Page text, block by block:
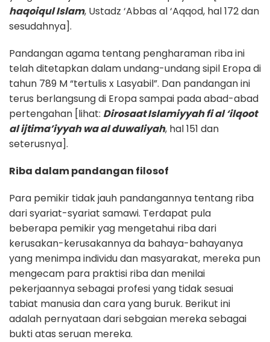
haqoiqul Islam, Ustadz ‘Abbas al ‘Aqqod, hal 172 dan
sesudahnya].
Pandangan agama tentang pengharaman riba ini
telah ditetapkan dalam undang-undang sipil Eropa di
tahun 789 M “tertulis x Lasyabil”. Dan pandangan ini
terus berlangsung di Eropa sampai pada abad-abad
pertengahan [lihat: Dirosaat Islamiyyah fi al ‘ilqoot
al ijtima’iyyah wa al duwaliyah, hal 151 dan
seterusnya].
Riba dalam pandangan filosof
Para pemikir tidak jauh pandangannya tentang riba
dari syariat-syariat samawi. Terdapat pula
beberapa pemikir yag mengetahui riba dari
kerusakan-kerusakannya da bahaya-bahayanya
yang menimpa individu dan masyarakat, mereka pun
mengecam para praktisi riba dan menilai
pekerjaannya sebagai profesi yang tidak sesuai
tabiat manusia dan cara yang buruk. Berikut ini
adalah pernyataan dari sebgaian mereka sebagai
bukti atas seruan mereka.